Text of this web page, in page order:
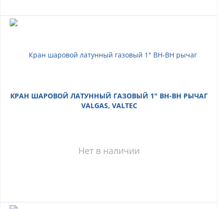
КРАН ШАРОВОЙ ЛАТУННЫЙ ГАЗОВЫЙ 1" ВН-ВН РЫЧАГ
VALGAS, VALTEC
Нет в наличии